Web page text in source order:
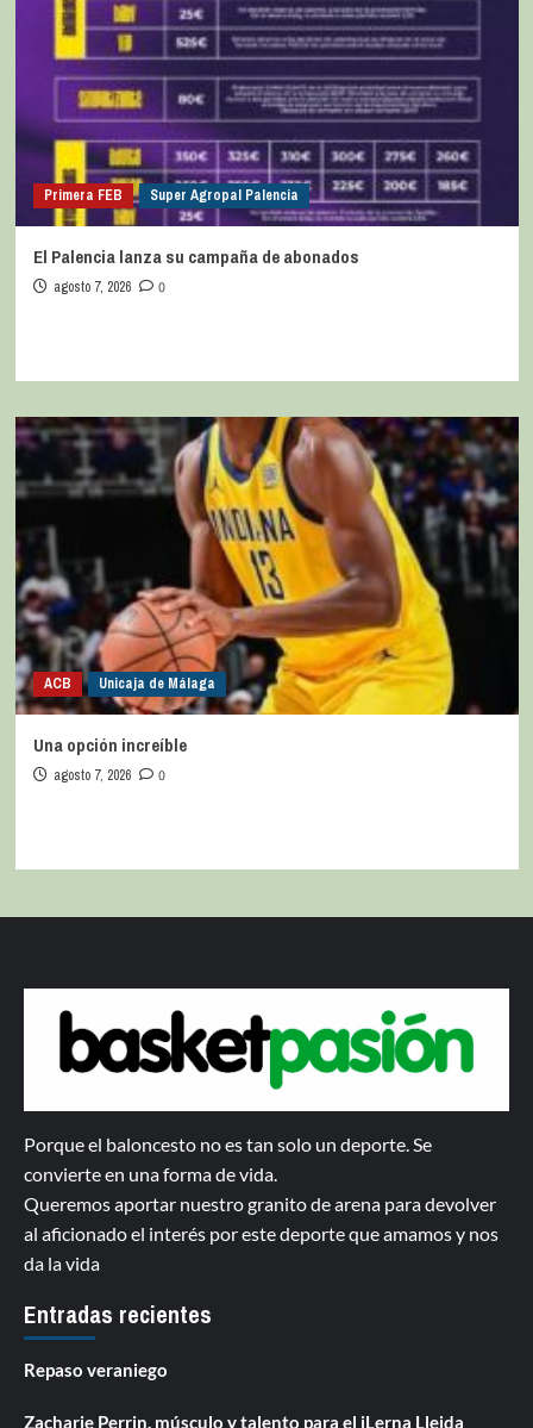
Primera FEB Super Agropal Palencia
El Palencia lanza su campaña de abonados
agosto 7, 2026 0
ACB Unicaja de Málaga
Una opción increíble
agosto 7, 2026 0
Porque el baloncesto no es tan solo un deporte. Se
convierte en una forma de vida.
Queremos aportar nuestro granito de arena para devolver
al aficionado el interés por este deporte que amamos y nos
da la vida
Entradas recientes
Repaso veraniego
Zacharie Perrin, músculo y talento para el iLerna Lleida